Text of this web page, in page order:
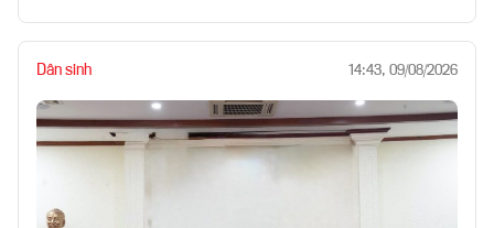
Dân sinh 14:43, 09/08/2026